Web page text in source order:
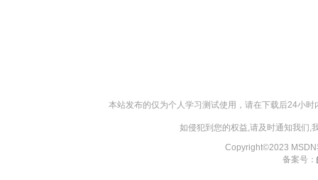
本站发布的仅为个人学习测试使用，请在下载后24小
如侵犯到您的权益,请及时通知我们,
Copyright©2023
备案号：